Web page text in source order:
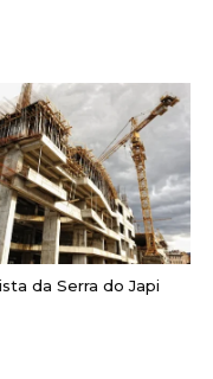
da Serra do Japi